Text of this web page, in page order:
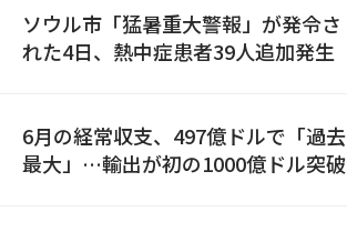
ソウル市「猛暑重大警報」が発令さ
れた4日、熱中症患者39人追加発生
6月の経常収支、497億ドルで「過去
最大」…輸出が初の1000億ドル突破